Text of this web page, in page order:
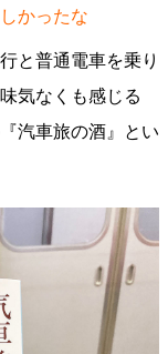
かったな
と普通電車を乗り
気なくも感じる
汽車旅の酒』とい